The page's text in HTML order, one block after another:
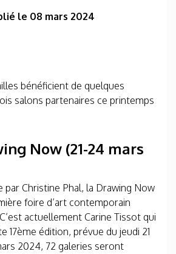
le 08 mars 2024
bénéficient de quelques
salons partenaires ce printemps
Now (21-24 mars
par Christine Phal, la Drawing Now
foire d’art contemporain
actuellement Carine Tissot qui
17ème édition, prévue du jeudi 21
2024, 72 galeries seront